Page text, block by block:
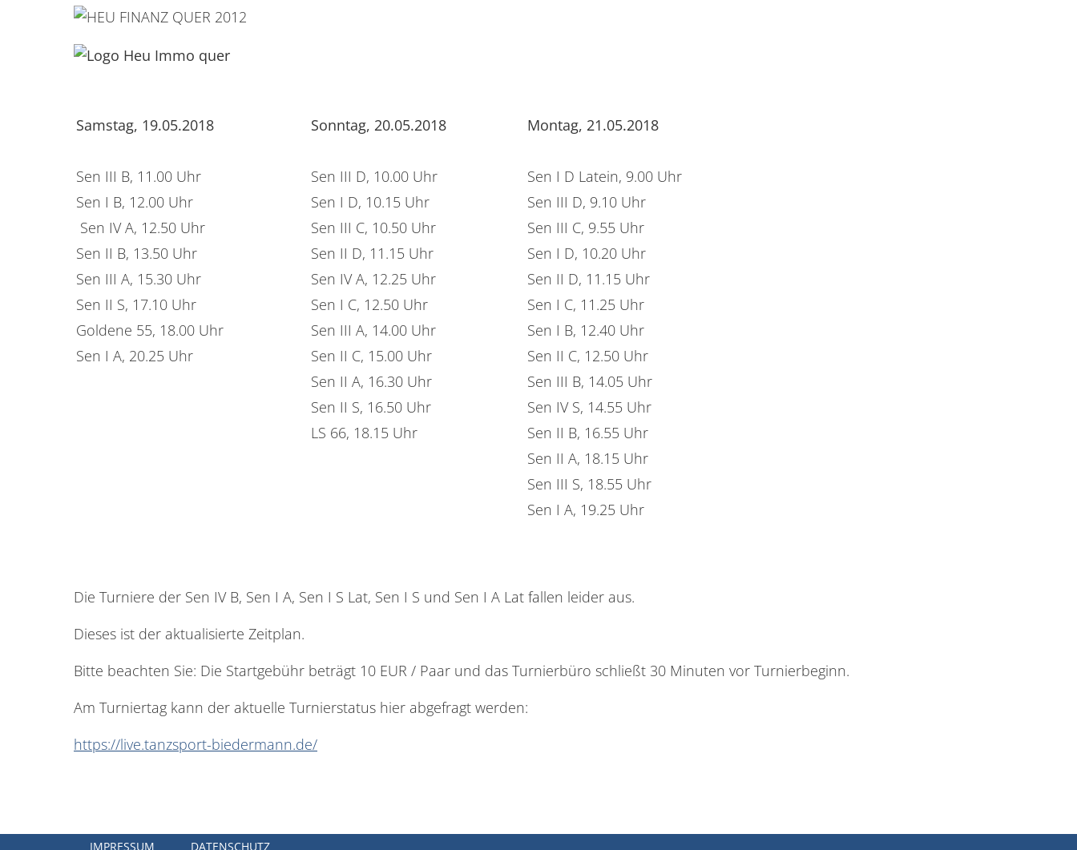
Samstag, 19.05.2018 Sonntag, 20.05.2018 Montag, 21.05.2018
Sen III B, 11.00 Uhr Sen III D, 10.00 Uhr
Sen I D Latein, 9.00 Uhr
Sen I B, 12.00 Uhr
Sen I D, 10.15 Uhr
Sen III D, 9.10 Uhr
Sen IV A, 12.50 Uhr
Sen III C, 10.50 Uhr
Sen III C, 9.55 Uhr
Sen II B, 13.50 Uhr
Sen II D, 11.15 Uhr
Sen I D, 10.20 Uhr
Sen III A, 15.30 Uhr
Sen IV A, 12.25 Uhr
Sen II D, 11.15 Uhr
Sen II S, 17.10 Uhr
Sen I C, 12.50 Uhr
Sen I C, 11.25 Uhr
Goldene 55, 18.00 Uhr
Sen III A, 14.00 Uhr
Sen I B, 12.40 Uhr
Sen I A, 20.25 Uhr
Sen II C, 15.00 Uhr
Sen II C, 12.50 Uhr
Sen II A, 16.30 Uhr
Sen III B, 14.05 Uhr
Sen II S, 16.50 Uhr
Sen IV S, 14.55 Uhr
LS 66, 18.15 Uhr
Sen II B, 16.55 Uhr
Sen II A, 18.15 Uhr
Sen III S, 18.55 Uhr
Sen I A, 19.25 Uhr
Die Turniere der Sen IV B, Sen I A, Sen I S Lat, Sen I S und Sen I A Lat fallen leider aus.
Dieses ist der aktualisierte Zeitplan.
Bitte beachten Sie: Die Startgebühr beträgt 10 EUR / Paar und das Turnierbüro schließt 30 Minuten vor Turnierbeginn.
Am Turniertag kann der aktuelle Turnierstatus hier abgefragt werden:
https://live.tanzsport-biedermann.de/
IMPRESSUM DATENSCHUTZ